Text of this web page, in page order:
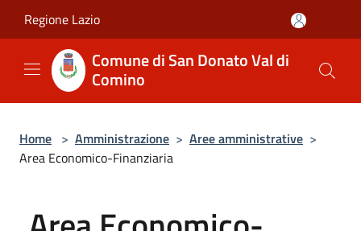
Regione Lazio
Comune di San Donato Val di
Comino
Home > Amministrazione > Aree amministrative >
Area Economico-Finanziaria